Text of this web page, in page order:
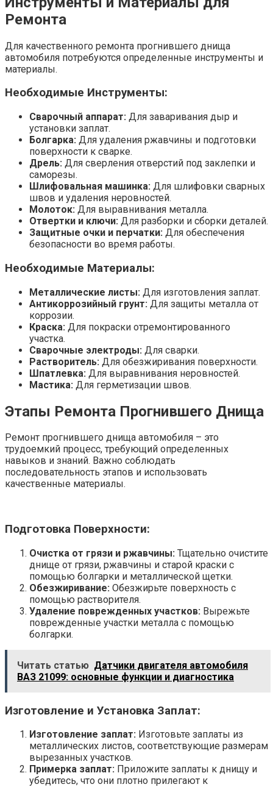
Ремонта
Для качественного ремонта прогнившего днища
автомобиля потребуются определенные инструменты и
материалы.
Необходимые Инструменты:
Сварочный аппарат: Для заваривания дыр и
установки заплат.
Болгарка: Для удаления ржавчины и подготовки
поверхности к сварке.
Дрель: Для сверления отверстий под заклепки и
саморезы.
Шлифовальная машинка: Для шлифовки сварных
швов и удаления неровностей.
Молоток: Для выравнивания металла.
Отвертки и ключи: Для разборки и сборки деталей.
Защитные очки и перчатки: Для обеспечения
безопасности во время работы.
Необходимые Материалы:
Металлические листы: Для изготовления заплат.
Антикоррозийный грунт: Для защиты металла от
коррозии.
Краска: Для покраски отремонтированного
участка.
Сварочные электроды: Для сварки.
Растворитель: Для обезжиривания поверхности.
Шпатлевка: Для выравнивания неровностей.
Мастика: Для герметизации швов.
Этапы Ремонта Прогнившего Днища
Ремонт прогнившего днища автомобиля – это
трудоемкий процесс, требующий определенных
навыков и знаний. Важно соблюдать
последовательность этапов и использовать
качественные материалы.
Подготовка Поверхности:
Очистка от грязи и ржавчины: Тщательно очистите
днище от грязи, ржавчины и старой краски с
помощью болгарки и металлической щетки.
Обезжиривание: Обезжирьте поверхность с
помощью растворителя.
Удаление поврежденных участков: Вырежьте
поврежденные участки металла с помощью
болгарки.
Читать статью Датчики двигателя автомобиля
ВАЗ 21099: основные функции и диагностика
Изготовление и Установка Заплат:
Изготовление заплат: Изготовьте заплаты из
металлических листов, соответствующие размерам
вырезанных участков.
Примерка заплат: Приложите заплаты к днищу и
убедитесь, что они плотно прилегают к